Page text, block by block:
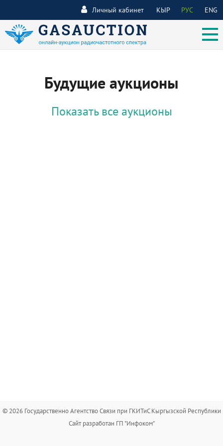
КЫР РУС ENG
Личный кабинет
Будущие аукционы
Показать все аукционы
© 2026 Государственно Агентство Связи при ГКИТиС Кыргызской Республики
Сайт разработан ГП "Инфоком"